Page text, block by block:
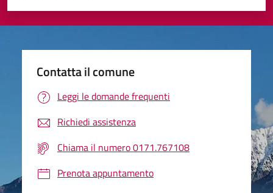
Valuta 5 stelle su 5
Valuta 4 stelle su 5
Valuta 3 stelle su 5
Valuta 2 stelle su 5
Valuta 1 stelle su 5
Contatta il comune
Leggi le domande frequenti
Richiedi assistenza
Chiama il numero 0171.767108
Prenota appuntamento